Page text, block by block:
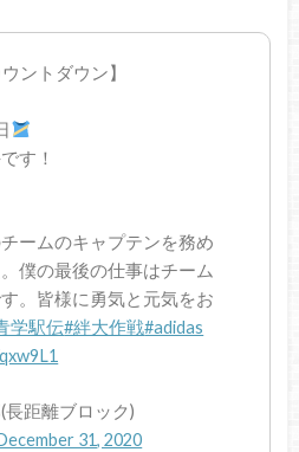
ントダウン】
す！
ームのキャプテンを務め
僕の最後の仕事はチーム
。皆様に勇気と元気をお
学駅伝#絆大作戦#adidas
距離ブロック)
31, 2020